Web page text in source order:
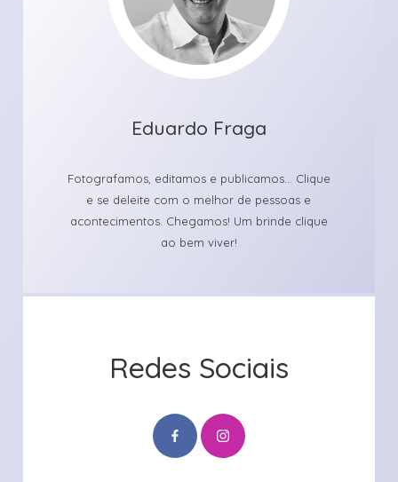
Eduardo Fraga
Fotografamos, editamos e publicamos... Clique
e se deleite com o melhor de pessoas e
acontecimentos. Chegamos! Um brinde clique
ao bem viver!
Redes Sociais